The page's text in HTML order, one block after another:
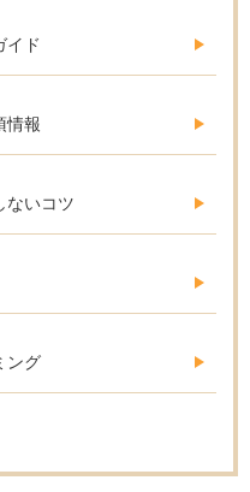
イド
情報
ないコツ
ング